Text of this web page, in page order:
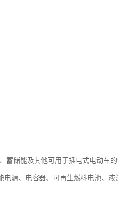
蓄储能及其他可用于插电式电动车
源、电容器、可再生燃料电池、液